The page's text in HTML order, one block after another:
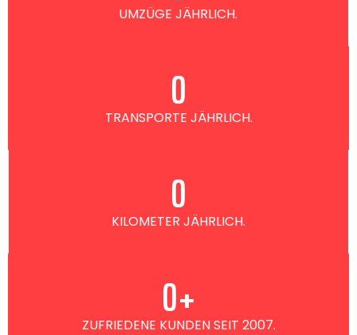
UMZÜGE JÄHRLICH.
TRANSPORTE JÄHRLICH.
0
KILOMETER JÄHRLICH.
0
ZUFRIEDENE KUNDEN SEIT 2007.
0+